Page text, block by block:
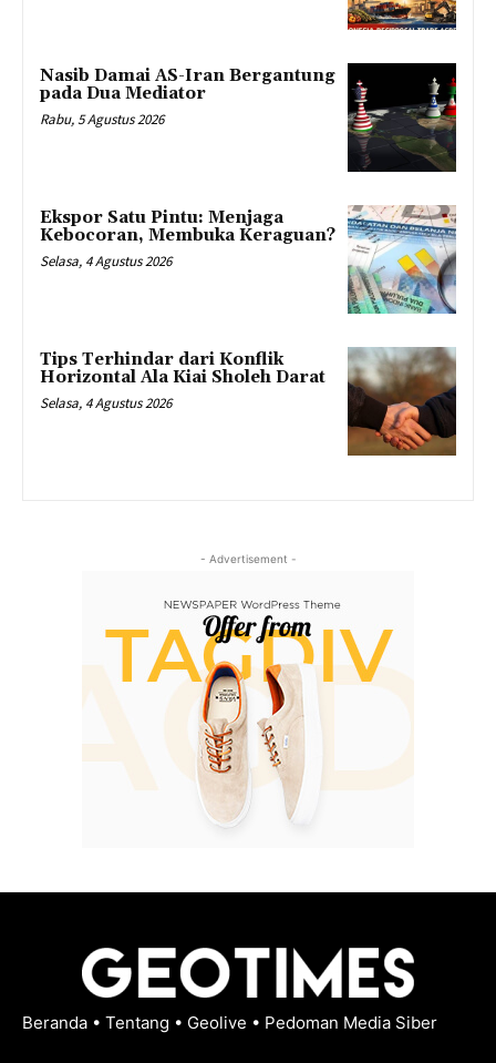
Nasib Damai AS-Iran Bergantung
pada Dua Mediator
Rabu, 5 Agustus 2026
Ekspor Satu Pintu: Menjaga
Kebocoran, Membuka Keraguan?
Selasa, 4 Agustus 2026
Tips Terhindar dari Konflik
Horizontal Ala Kiai Sholeh Darat
Selasa, 4 Agustus 2026
- Advertisement -
Beranda • Tentang • Geolive • Pedoman Media Siber